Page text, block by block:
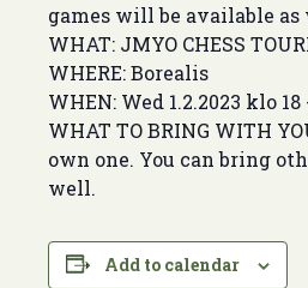
games will be available as
WHAT: JMYO CHESS
WHERE: Borealis
WHEN: Wed 1.2.2023 klo 18
WHAT TO BRING WITH
own one. You can bring
well.
Add to calendar